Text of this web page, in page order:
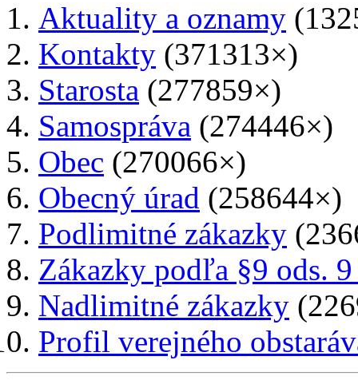
Aktuality a oznamy
Kontakty (371313×)
Starosta (277859×)
Samospráva (274446×)
Obec (270066×)
Obecný úrad (258644×)
Podlimitné zákazky
Zákazky podľa §9 ods.
Nadlimitné zákazky
Profil verejného